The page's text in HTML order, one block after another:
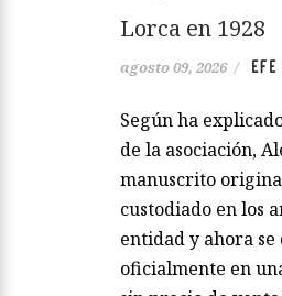
Lorca en 1928
agosto 09, 2026 / EFE
Según ha
de la asociación,
manuscrito
custodiado en los
entidad y ahora
oficialmente en